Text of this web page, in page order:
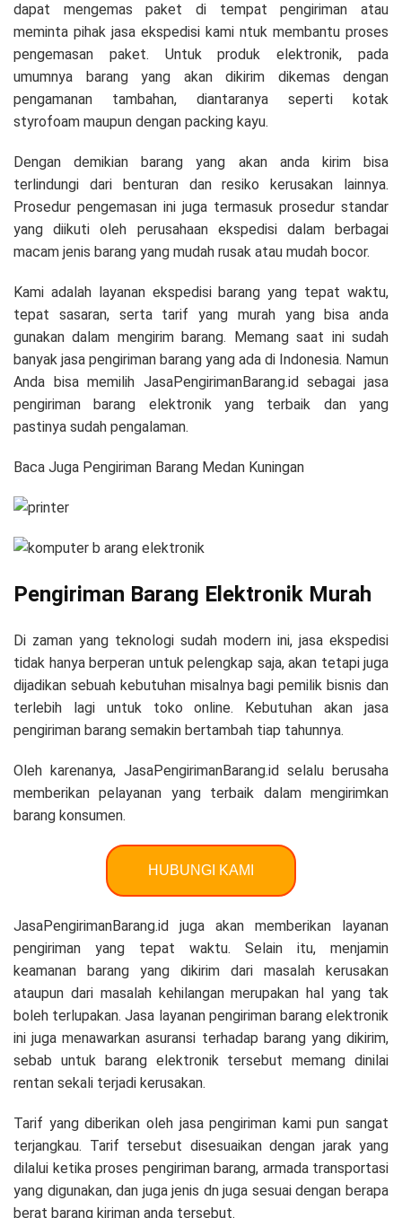
dapat mengemas paket di tempat pengiriman atau
meminta pihak jasa ekspedisi kami ntuk membantu proses
pengemasan paket. Untuk produk elektronik, pada
umumnya barang yang akan dikirim dikemas dengan
pengamanan tambahan, diantaranya seperti kotak
styrofoam maupun dengan packing kayu.
Dengan demikian barang yang akan anda kirim bisa
terlindungi dari benturan dan resiko kerusakan lainnya.
Prosedur pengemasan ini juga termasuk prosedur standar
yang diikuti oleh perusahaan ekspedisi dalam berbagai
macam jenis barang yang mudah rusak atau mudah bocor.
Kami adalah layanan ekspedisi barang yang tepat waktu,
tepat sasaran, serta tarif yang murah yang bisa anda
gunakan dalam mengirim barang. Memang saat ini sudah
banyak jasa pengiriman barang yang ada di Indonesia. Namun
Anda bisa memilih JasaPengirimanBarang.id sebagai jasa
pengiriman barang elektronik yang terbaik dan yang
pastinya sudah pengalaman.
Baca Juga Pengiriman Barang Medan Kuningan
Pengiriman Barang Elektronik Murah
Di zaman yang teknologi sudah modern ini, jasa ekspedisi
tidak hanya berperan untuk pelengkap saja, akan tetapi juga
dijadikan sebuah kebutuhan misalnya bagi pemilik bisnis dan
terlebih lagi untuk toko online. Kebutuhan akan jasa
pengiriman barang semakin bertambah tiap tahunnya.
Oleh karenanya, JasaPengirimanBarang.id selalu berusaha
memberikan pelayanan yang terbaik dalam mengirimkan
barang konsumen.
HUBUNGI KAMI
JasaPengirimanBarang.id juga akan memberikan layanan
pengiriman yang tepat waktu. Selain itu, menjamin
keamanan barang yang dikirim dari masalah kerusakan
ataupun dari masalah kehilangan merupakan hal yang tak
boleh terlupakan. Jasa layanan pengiriman barang elektronik
ini juga menawarkan asuransi terhadap barang yang dikirim,
sebab untuk barang elektronik tersebut memang dinilai
rentan sekali terjadi kerusakan.
Tarif yang diberikan oleh jasa pengiriman kami pun sangat
terjangkau. Tarif tersebut disesuaikan dengan jarak yang
dilalui ketika proses pengiriman barang, armada transportasi
yang digunakan, dan juga jenis dn juga sesuai dengan berapa
berat barang kiriman anda tersebut.